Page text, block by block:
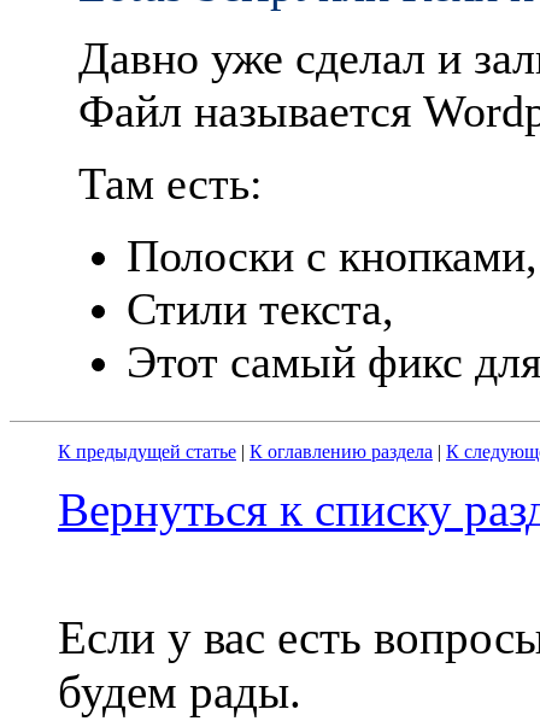
Давно уже сделал и
Файл называется
Там есть:
Полоски с
Стили текста,
Этот самый фикс
К предыдущей статье | К оглавлению раздела | К
Вернуться к списку
Если у вас есть
будем рады.